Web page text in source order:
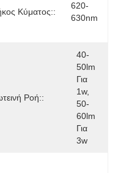
Κύματος::
620-
630nm
Ροή::
40-
50lm
Για
1w,
50-
60lm
Για
3w